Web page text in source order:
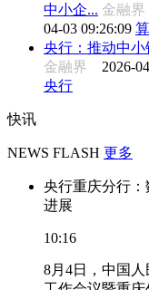
中小企... 金融
04-03 09:26:09
央行：推动中
金融界 2026-
央行
快讯
NEWS FLASH 更多
央行重庆分行
进展
10:16
8月4日，中国